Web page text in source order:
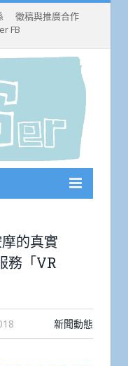
徵稿與推廣合作
FB
的真實
務「VR
新聞動態